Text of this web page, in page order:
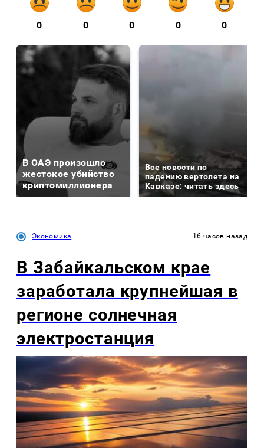
0 0 0 0 0
В ОАЭ произошло
жестокое убийство
криптомиллионера
Все новости по
падению вертолета на
Кавказе: читать здесь
Экономика 16 часов назад
В Забайкальском крае
заработала крупнейшая в
регионе солнечная
электростанция